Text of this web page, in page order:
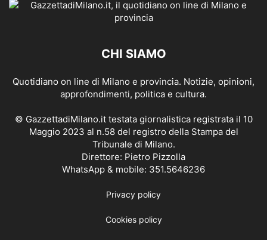
CHI SIAMO
Quotidiano on line di Milano e provincia. Notizie, opinioni,
approfondimenti, politica e cultura.
© GazzettadiMilano.it testata giornalistica registrata il 10
Maggio 2023 al n.58 del registro della Stampa del
Tribunale di Milano.
Direttore: Pietro Pizzolla
WhatsApp & mobile: 351.5646236
Privacy policy
Cookies policy